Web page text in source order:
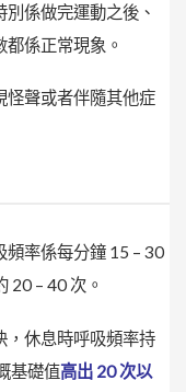
係做完運動之後、
係正常現象。
怪聲或者伴隨其他症
頻率係每分鐘 15 – 30
20 – 40 次。
，休息時呼吸頻率持
基礎值高出 20 次以